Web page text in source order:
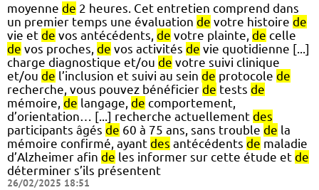
moyenne de 2 heures. Cet entretien comprend dans
un premier temps une évaluation de votre histoire de
vie et de vos antécédents, de votre plainte, de celle
de vos proches, de vos activités de vie quotidienne [...]
charge diagnostique et/ou de votre suivi clinique
et/ou de l’inclusion et suivi au sein de protocole de
recherche, vous pouvez bénéficier de tests de
mémoire, de langage, de comportement,
d’orientation… [...] recherche actuellement des
participants âgés de 60 à 75 ans, sans trouble de la
mémoire confirmé, ayant des antécédents de maladie
d’Alzheimer afin de les informer sur cette étude et de
déterminer s’ils présentent
26/02/2025 18:51